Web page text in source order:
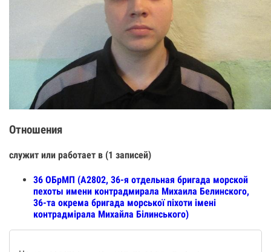
Отношения
служит или работает в (1 записей)
36 ОБрМП (А2802, 36-я отдельная бригада морской
пехоты имени контрадмирала Михаила Белинского,
36-та окрема бригада морської піхоти імені
контрадмірала Михайла Білинського)